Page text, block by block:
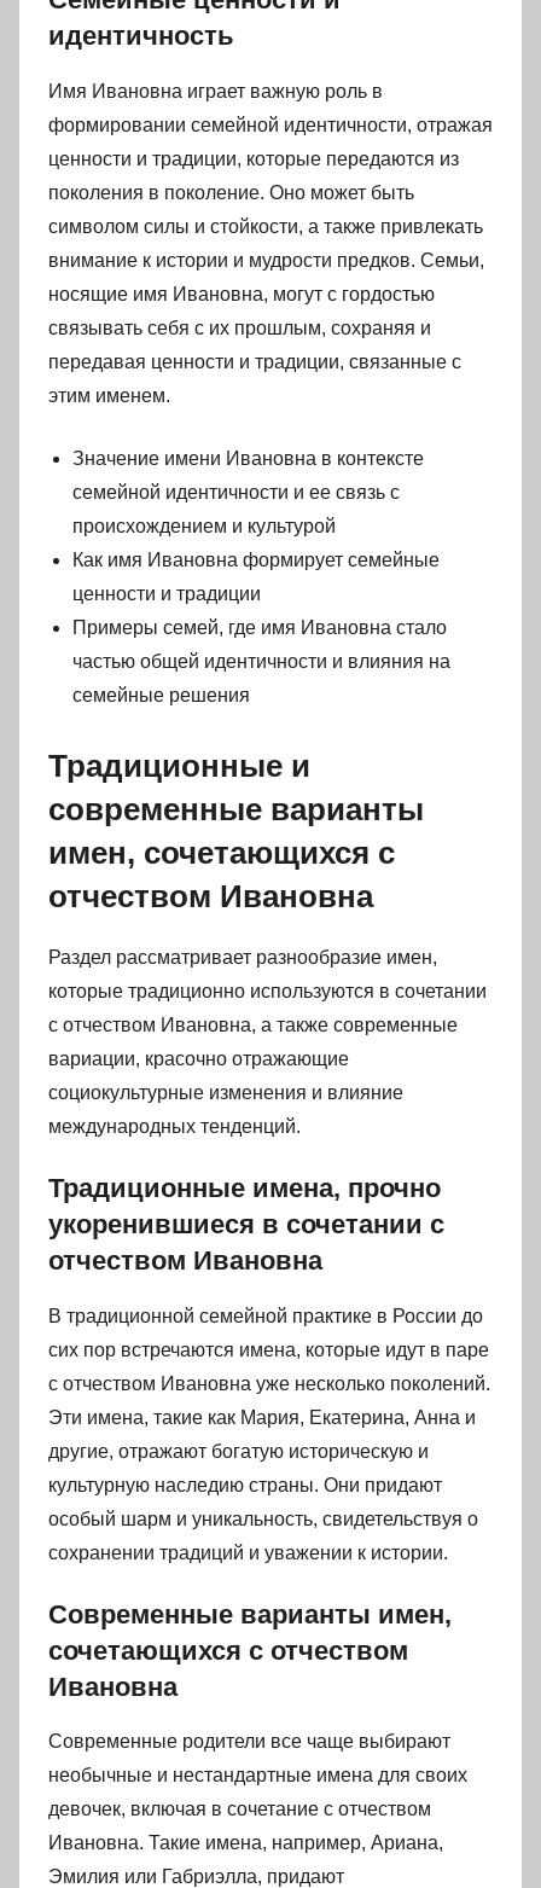
идентичность
Имя Ивановна играет важную роль в
формировании семейной идентичности, отражая
ценности и традиции, которые передаются из
поколения в поколение. Оно может быть
символом силы и стойкости, а также привлекать
внимание к истории и мудрости предков. Семьи,
носящие имя Ивановна, могут с гордостью
связывать себя с их прошлым, сохраняя и
передавая ценности и традиции, связанные с
этим именем.
Значение имени Ивановна в контексте
семейной идентичности и ее связь с
происхождением и культурой
Как имя Ивановна формирует семейные
ценности и традиции
Примеры семей, где имя Ивановна стало
частью общей идентичности и влияния на
семейные решения
Традиционные и
современные варианты
имен, сочетающихся с
отчеством Ивановна
Раздел рассматривает разнообразие имен,
которые традиционно используются в сочетании
с отчеством Ивановна, а также современные
вариации, красочно отражающие
социокультурные изменения и влияние
международных тенденций.
Традиционные имена, прочно
укоренившиеся в сочетании с
отчеством Ивановна
В традиционной семейной практике в России до
сих пор встречаются имена, которые идут в паре
с отчеством Ивановна уже несколько поколений.
Эти имена, такие как Мария, Екатерина, Анна и
другие, отражают богатую историческую и
культурную наследию страны. Они придают
особый шарм и уникальность, свидетельствуя о
сохранении традиций и уважении к истории.
Современные варианты имен,
сочетающихся с отчеством
Ивановна
Современные родители все чаще выбирают
необычные и нестандартные имена для своих
девочек, включая в сочетание с отчеством
Ивановна. Такие имена, например, Ариана,
Эмилия или Габриэлла, придают